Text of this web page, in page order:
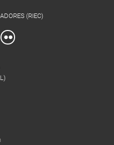
(RIEC)